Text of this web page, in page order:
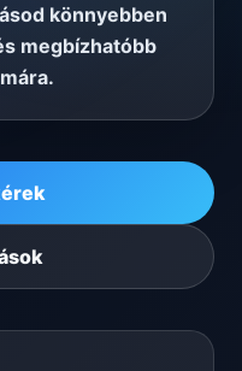
könnyebben
megbízhatóbb